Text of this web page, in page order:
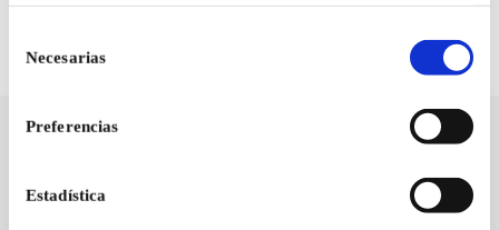
Necesarias
Preferencias
Estadística
Επικοινωνήστε μαζί μας